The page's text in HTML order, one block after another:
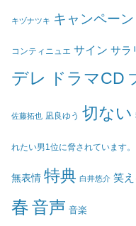
キヅナツキ キャンペーン
コンティニュエ サイン サラ
デレ ドラマCD
佐藤拓也 凪良ゆう 切ない
れたい男1位に脅されています。
無表情 特典 白井悠介 笑え
春音声 音楽